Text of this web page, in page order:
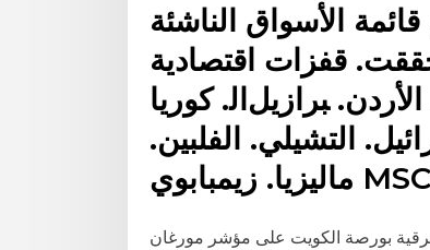
اﻷﺳﻮاق اﻟﻨﺎﺷﺌﺔ
ﻗﻔﺰات اﻗﺘﺼﺎدﻳﺔ
ﺒﺮازﻳﻞاﻟ. ﻛﻮرﻳﺎ
اﻟﺘﺸﻴﻠﻲ. اﻟﻔﻠﺒﻴﻦ.
ﻣﺎﻟﻴﺰﻳﺎ. زﻳﻤﺒﺎﺑﻮي MSC
تترقب نتائج 2020 والتوزيعات ترقية بورصة الكويت على مؤشر مورغان